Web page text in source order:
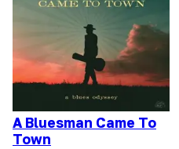
A Bluesman Came To
Town